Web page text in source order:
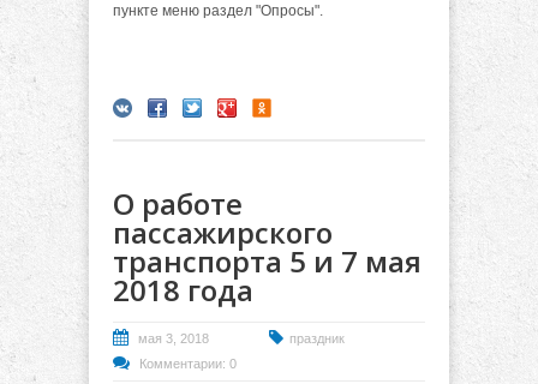
пункте меню раздел "Опросы".
О работе
пассажирского
транспорта 5 и 7 мая
2018 года
мая 3, 2018
праздник
Комментарии: 0